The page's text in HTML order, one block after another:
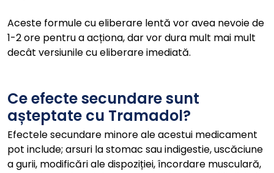
Aceste formule cu eliberare lentă vor avea nevoie de
1-2 ore pentru a acționa, dar vor dura mult mai mult
decât versiunile cu eliberare imediată.
Ce efecte secundare sunt
așteptate cu Tramadol?
Efectele secundare minore ale acestui medicament
pot include; arsuri la stomac sau indigestie, uscăciune
a gurii, modificări ale dispoziției, încordare musculară,